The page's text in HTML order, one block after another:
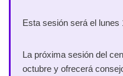
Esta sesión será el lunes
La próxima sesión del
octubre y ofrecerá